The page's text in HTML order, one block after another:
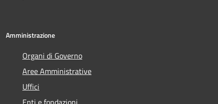
Amministrazione
Organi di Governo
Aree Amministrative
Uffici